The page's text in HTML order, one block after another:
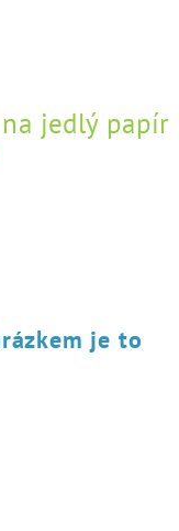
jedlý papír
je to